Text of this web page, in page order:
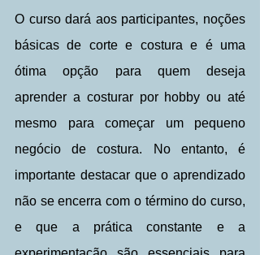
O curso dará aos participantes, noções
básicas de corte e costura e é uma
ótima opção para quem deseja
aprender a costurar por hobby ou até
mesmo para começar um pequeno
negócio de costura. No entanto, é
importante destacar que o aprendizado
não se encerra com o término do curso,
e que a prática constante e a